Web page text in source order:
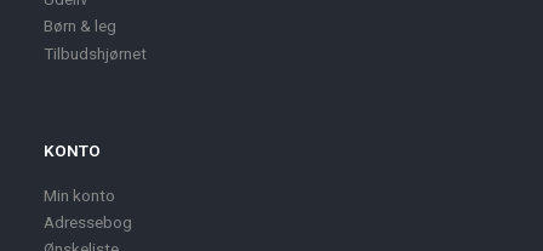
Børn & leg
Tilbudshjørnet
KONTO
Min konto
Adressebog